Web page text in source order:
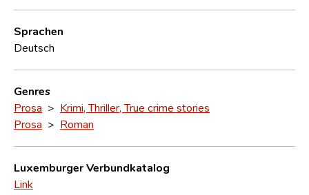
Sprachen
Deutsch
Genres
Prosa > Krimi, Thriller, True crime stories
Prosa > Roman
Luxemburger Verbundkatalog
Link